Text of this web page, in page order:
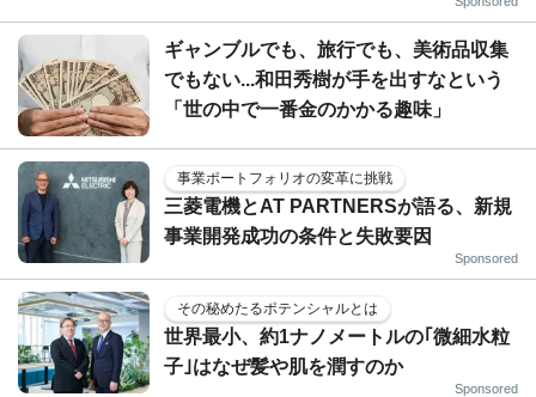
ギャンブルでも、旅行でも、美術品収集
でもない...和田秀樹が手を出すなという
「世の中で一番金のかかる趣味」
事業ポートフォリオの変革に挑戦
三菱電機とAT PARTNERSが語る、新規
事業開発成功の条件と失敗要因
Sponsored
その秘めたるポテンシャルとは
世界最小、約1ナノメートルの｢微細水粒
子｣はなぜ髪や肌を潤すのか
Sponsored